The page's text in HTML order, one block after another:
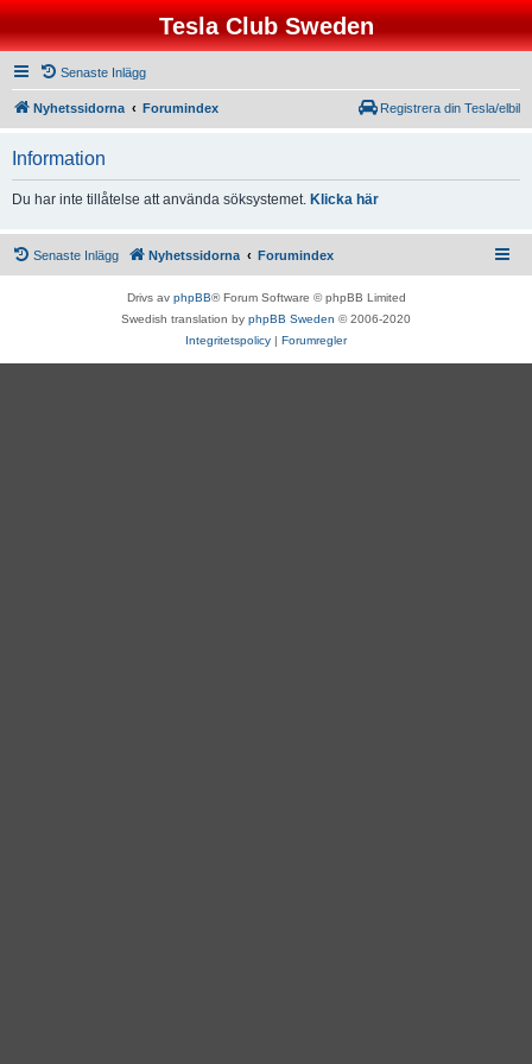
Tesla Club Sweden
Senaste Inlägg
Nyhetssidorna Forumindex Registrera din Tesla/elbil
Information
Du har inte tillåtelse att använda söksystemet. Klicka här
Senaste Inlägg Nyhetssidorna Forumindex
Drivs av phpBB® Forum Software © phpBB Limited
Swedish translation by phpBB Sweden © 2006-2020
Integritetspolicy | Forumregler